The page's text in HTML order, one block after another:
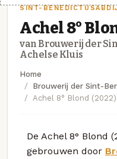
SINT-
Achel 8°
van Brouwerij der
Achelse Kluis
Home
Brouwerij der Sint-
Achel 8° Blond (2022)
De Achel 8° Blond
gebrouwen door